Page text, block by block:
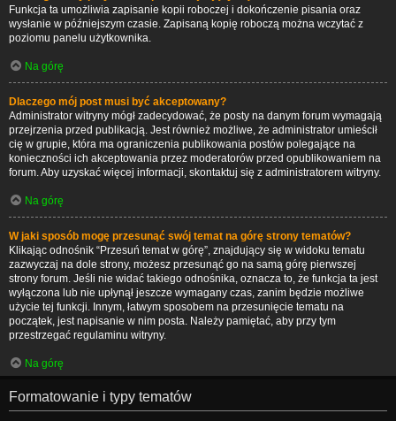
Funkcja ta umożliwia zapisanie kopii roboczej i dokończenie pisania oraz
wysłanie w późniejszym czasie. Zapisaną kopię roboczą można wczytać z
poziomu panelu użytkownika.
Na górę
Dlaczego mój post musi być akceptowany?
Administrator witryny mógł zadecydować, że posty na danym forum wymagają
przejrzenia przed publikacją. Jest również możliwe, że administrator umieścił
cię w grupie, która ma ograniczenia publikowania postów polegające na
konieczności ich akceptowania przez moderatorów przed opublikowaniem na
forum. Aby uzyskać więcej informacji, skontaktuj się z administratorem witryny.
Na górę
W jaki sposób mogę przesunąć swój temat na górę strony tematów?
Klikając odnośnik “Przesuń temat w górę”, znajdujący się w widoku tematu
zazwyczaj na dole strony, możesz przesunąć go na samą górę pierwszej
strony forum. Jeśli nie widać takiego odnośnika, oznacza to, że funkcja ta jest
wyłączona lub nie upłynął jeszcze wymagany czas, zanim będzie możliwe
użycie tej funkcji. Innym, łatwym sposobem na przesunięcie tematu na
początek, jest napisanie w nim posta. Należy pamiętać, aby przy tym
przestrzegać regulaminu witryny.
Na górę
Formatowanie i typy tematów